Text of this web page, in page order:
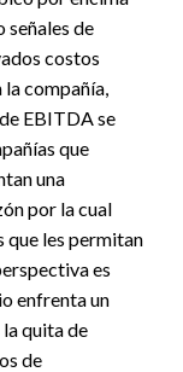
señales de
costos
compañía,
EBITDA se
que
una
por la cual
que les permitan
es
enfrenta un
quita de
de